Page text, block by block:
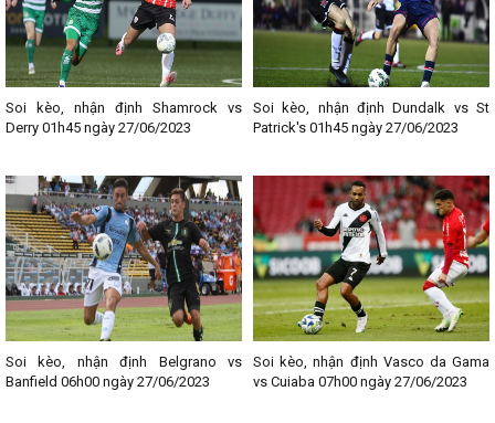
Soi kèo, nhận định Shamrock vs
Derry 01h45 ngày 27/06/2023
Soi kèo, nhận định Dundalk vs St
Patrick's 01h45 ngày 27/06/2023
Soi kèo, nhận định Belgrano vs
Banfield 06h00 ngày 27/06/2023
Soi kèo, nhận định Vasco da Gama
vs Cuiaba 07h00 ngày 27/06/2023